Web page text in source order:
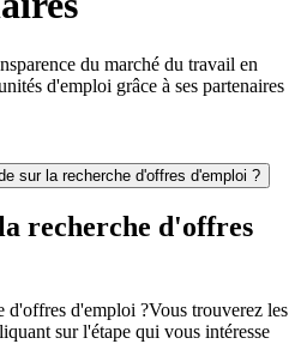
du marché du travail en
d'emploi grâce à ses partenaires
sur la recherche d'offres d'emploi ?
recherche d'offres
d'offres d'emploi ?Vous trouverez les
sur l'étape qui vous intéresse